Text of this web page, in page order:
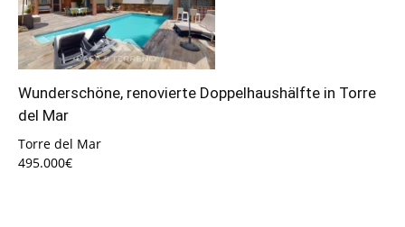
Wunderschöne, renovierte Doppelhaushälfte in Torre
del Mar
Torre del Mar
495.000€